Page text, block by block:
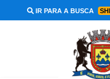
IR PARA A BUSCA